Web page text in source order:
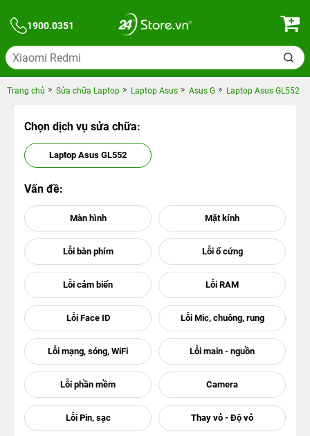
1900.0351
Trang chủ Sửa chữa Laptop Laptop Asus Asus G Laptop Asus GL552
Chọn dịch vụ sửa chữa:
Laptop Asus GL552
Vấn đề: